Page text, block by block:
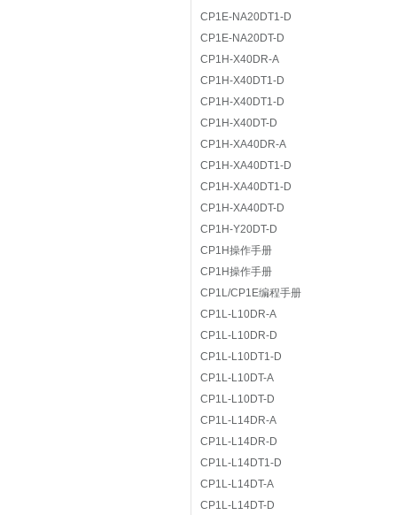
CP1E-NA20DT1-D
CP1E-NA20DT-D
CP1H-X40DR-A
CP1H-X40DT1-D
CP1H-X40DT1-D
CP1H-X40DT-D
CP1H-XA40DR-A
CP1H-XA40DT1-D
CP1H-XA40DT1-D
CP1H-XA40DT-D
CP1H-Y20DT-D
CP1H操作手册
CP1H操作手册
CP1L/CP1E编程手册
CP1L-L10DR-A
CP1L-L10DR-D
CP1L-L10DT1-D
CP1L-L10DT-A
CP1L-L10DT-D
CP1L-L14DR-A
CP1L-L14DR-D
CP1L-L14DT1-D
CP1L-L14DT-A
CP1L-L14DT-D